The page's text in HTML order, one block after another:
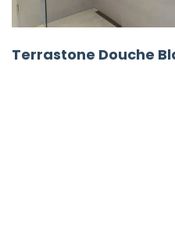
Terrastone Douche